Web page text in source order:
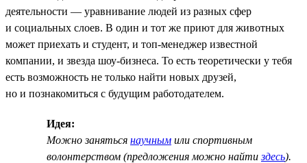
деятельности — уравнивание людей из разных сфер
и социальных слоев. В один и тот же приют для животных
может приехать и студент, и топ-менеджер известной
компании, и звезда шоу-бизнеса. То есть теоретически у тебя
есть возможность не только найти новых друзей,
но и познакомиться с будущим работодателем.
Идея:
Можно заняться научным или спортивным
волонтерством (предложения можно найтиздесь).